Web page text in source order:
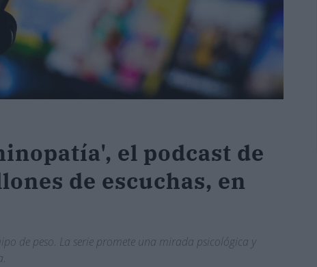
el podcast de
de escuchas, en
de peso. La serie promete una mirada psicológica y